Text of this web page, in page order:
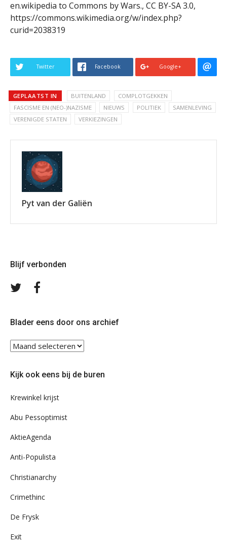
en.wikipedia to Commons by Wars., CC BY-SA 3.0,
https://commons.wikimedia.org/w/index.php?
curid=2038319
Twitter Facebook Google+
GEPLAATST IN BUITENLAND
COMPLOTGEKKEN
FASCISME EN (NEO-)NAZISME
NIEUWS POLITIEK
SAMENLEVING
VERENIGDE STATEN
VERKIEZINGEN
Pyt van der Galiën
Blijf verbonden
Volg
Blader eens door ons archief
Blader
eens
ons
Kijk ook eens bij de buren
Krewinkel krijst
Abu Pessoptimist
AktieAgenda
Anti-Populista
Christianarchy
Crimethinc
De Frysk
Exit